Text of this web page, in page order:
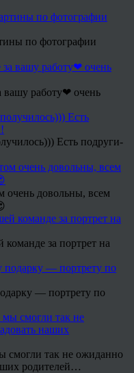
по фотографии
вашу работу❤ очень
Есть подруги-
очень довольны, всем
за портрет на
— портрету по
смогли так не ожиданно
родителей…